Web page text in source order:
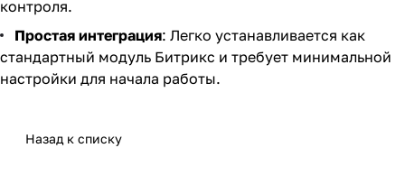
контроля.
Простая интеграция: Легко устанавливается как
стандартный модуль Битрикс и требует минимальной
настройки для начала работы.
Назад к списку